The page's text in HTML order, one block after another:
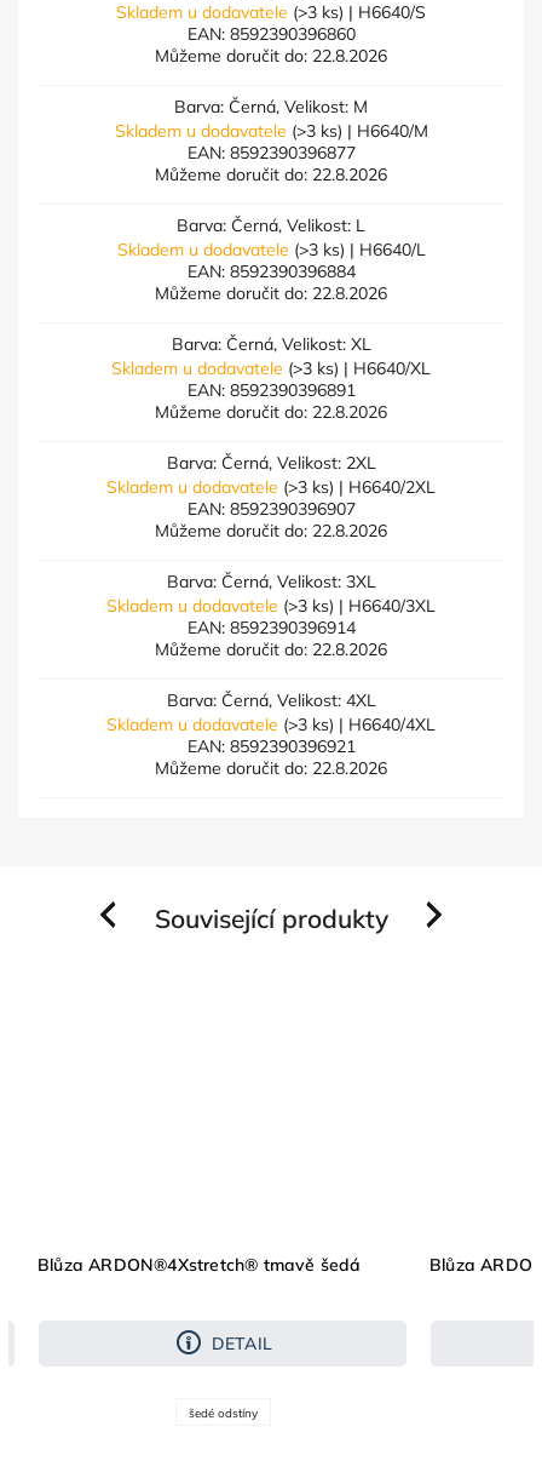
Skladem u dodavatele (>3 ks) | H6640/S
EAN: 8592390396860
Můžeme doručit do: 22.8.2026
Barva: Černá, Velikost: M
Skladem u dodavatele (>3 ks) | H6640/M
EAN: 8592390396877
Můžeme doručit do: 22.8.2026
Barva: Černá, Velikost: L
Skladem u dodavatele (>3 ks) | H6640/L
EAN: 8592390396884
Můžeme doručit do: 22.8.2026
Barva: Černá, Velikost: XL
Skladem u dodavatele (>3 ks) | H6640/XL
EAN: 8592390396891
Můžeme doručit do: 22.8.2026
Barva: Černá, Velikost: 2XL
Skladem u dodavatele (>3 ks) | H6640/2XL
EAN: 8592390396907
Můžeme doručit do: 22.8.2026
Barva: Černá, Velikost: 3XL
Skladem u dodavatele (>3 ks) | H6640/3XL
EAN: 8592390396914
Můžeme doručit do: 22.8.2026
Barva: Černá, Velikost: 4XL
Skladem u dodavatele (>3 ks) | H6640/4XL
EAN: 8592390396921
Můžeme doručit do: 22.8.2026
Související produkty
Previous
Blůza ARDON®4Xstretch® tmavě šedá
DETAIL
šedé odstíny
Blůza
Next